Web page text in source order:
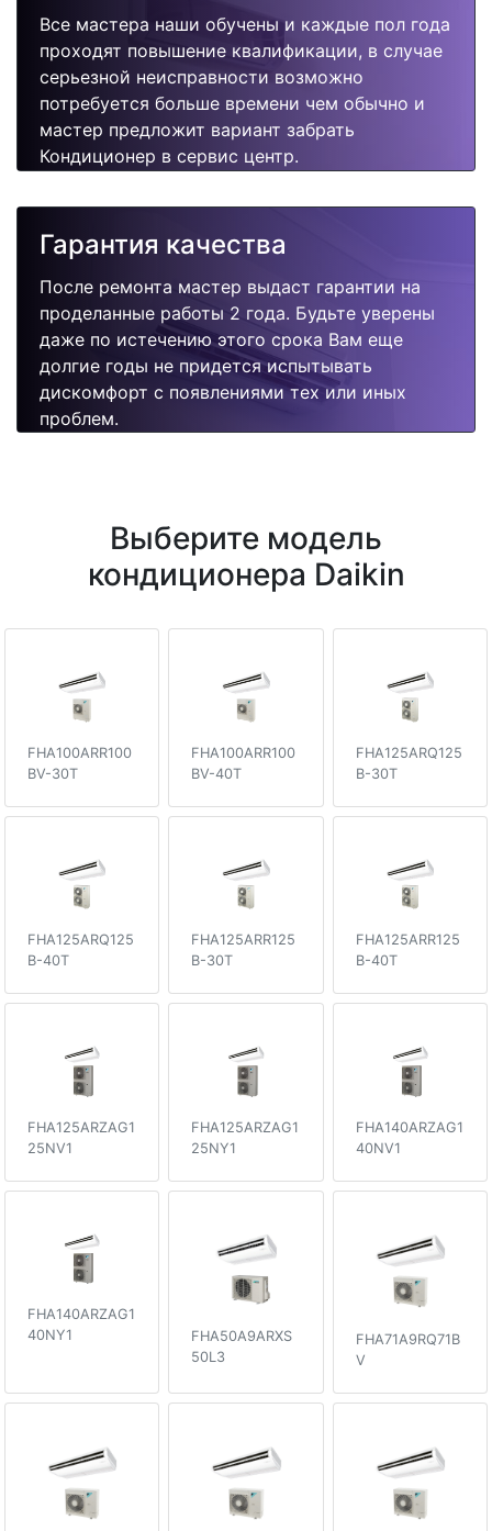
Все мастера наши обучены и каждые пол года
проходят повышение квалификации, в случае
серьезной неисправности возможно
потребуется больше времени чем обычно и
мастер предложит вариант забрать
Кондиционер в сервис центр.
Гарантия качества
После ремонта мастер выдаст гарантии на
проделанные работы 2 года. Будьте уверены
даже по истечению этого срока Вам еще
долгие годы не придется испытывать
дискомфорт с появлениями тех или иных
проблем.
Выберите модель
кондиционера Daikin
FHA100ARR100
BV-30T
FHA100ARR100
BV-40T
FHA125ARQ125
B-30T
FHA125ARQ125
B-40T
FHA125ARR125
B-30T
FHA125ARR125
B-40T
FHA125ARZAG1
25NV1
FHA125ARZAG1
25NY1
FHA140ARZAG1
40NV1
FHA140ARZAG1
40NY1
FHA50A9ARXS
50L3
FHA71A9RQ71B
V